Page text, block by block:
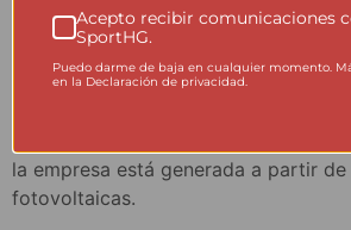
para la fabricación de sus filamentos
basa en producción local y en la
la empresa está generada a partir
fotovoltaicas.
Acepto recibir comunicaciones
SportHG.
Puedo darme de baja en cualquier momento.
en la Declaración de privacidad.